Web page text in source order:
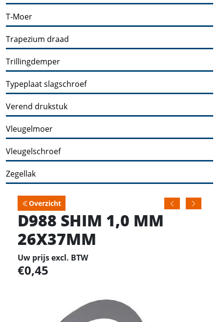
T-Moer
Trapezium draad
Trillingdemper
Typeplaat slagschroef
Verend drukstuk
Vleugelmoer
Vleugelschroef
Zegellak
Overzicht
D988 SHIM 1,0 MM
26X37MM
Uw prijs excl. BTW
0,45